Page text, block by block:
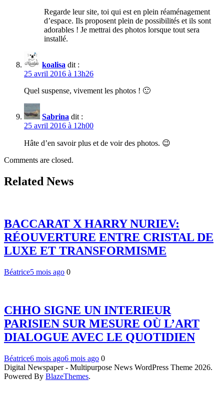
Regarde leur site, toi qui est en plein réaménagement
d’espace. Ils proposent plein de possibilités et ils sont
adorables ! Je mettrai des photos lorsque tout sera
installé.
koalisa dit :
25 avril 2016 à 13h26
Quel suspense, vivement les photos ! 🙂
Sabrina dit :
25 avril 2016 à 12h00
Hâte d’en savoir plus et de voir des photos. 😉
Comments are closed.
Related News
BACCARAT X HARRY NURIEV:
RÉOUVERTURE ENTRE CRISTAL DE
LUXE ET TRANSFORMISME
Béatrice5 mois ago 0
CHHO SIGNE UN INTERIEUR
PARISIEN SUR MESURE OÙ L’ART
DIALOGUE AVEC LE QUOTIDIEN
Béatrice6 mois ago6 mois ago 0
Digital Newspaper - Multipurpose News WordPress Theme 2026.
Powered By BlazeThemes.